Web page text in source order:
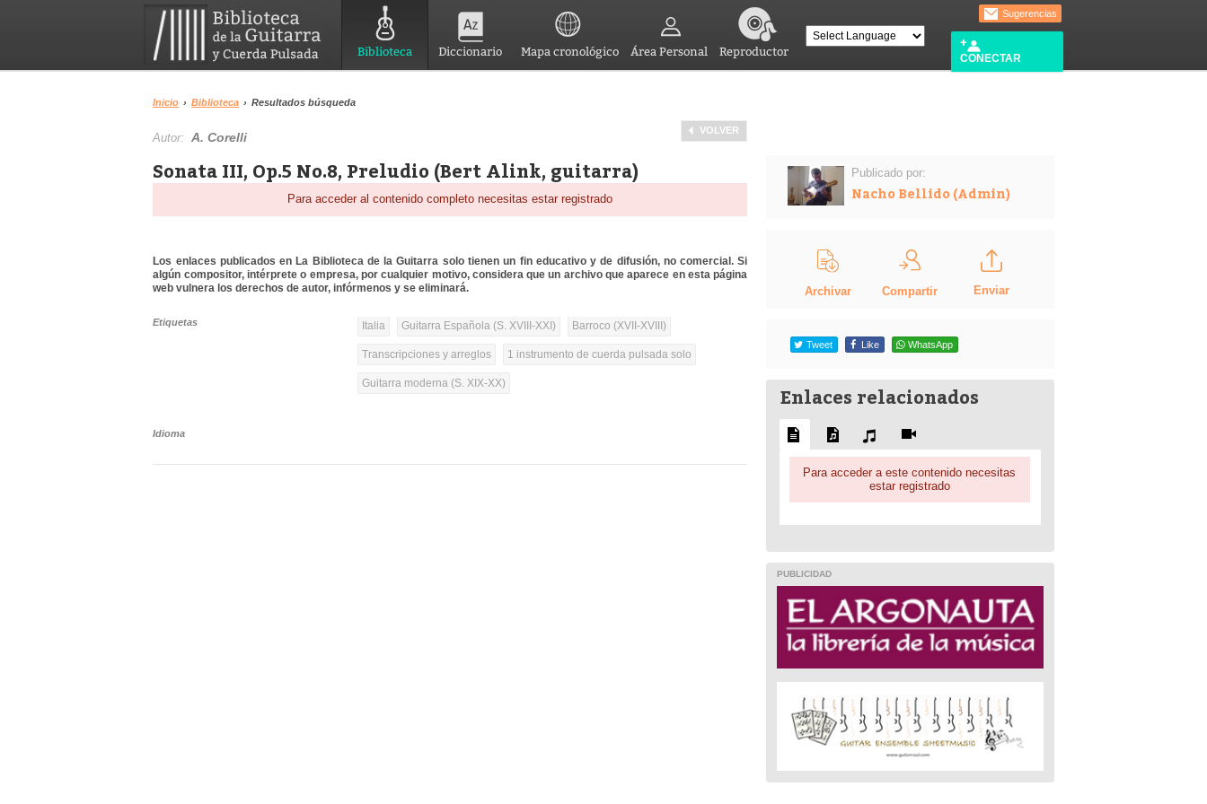
Biblioteca Diccionario Mapa cronológico Área Personal Reproductor
Sugerencias
CONECTAR
Inicio › Biblioteca › Resultados búsqueda
VOLVER
Autor:A. Corelli
Sonata III, Op.5 No.8, Preludio (Bert Alink, guitarra)
Para acceder al contenido completo necesitas estar registrado
Los enlaces publicados en La Biblioteca de la Guitarra solo tienen un fin educativo y de difusión, no comercial. Si
algún compositor, intérprete o empresa, por cualquier motivo, considera que un archivo que aparece en esta página
web vulnera los derechos de autor, infórmenos y se eliminará.
Etiquetas Italia Guitarra Española (S. XVIII-XXI) Barroco (XVII-XVIII)
Transcripciones y arreglos 1 instrumento de cuerda pulsada solo
Guitarra moderna (S. XIX-XX)
Idioma
Publicado por:
Nacho Bellido (Admin)
Archivar Compartir Enviar
Tweet Like WhatsApp
Enlaces relacionados
Para acceder a este contenido necesitas
estar registrado
PUBLICIDAD